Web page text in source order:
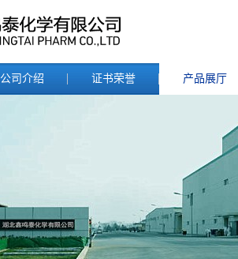
公司介绍 证书荣誉 产品展厅